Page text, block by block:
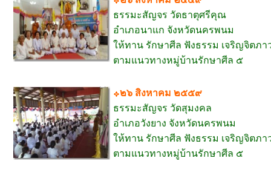
ธรรมะสัญจร วัดธาตุศรีคุณ
อำเภอนาแก จังหวัดนครพนม
ให้ทาน รักษาศีล ฟังธรรม เจริญจิตภา
ตามแนวทางหมู่บ้านรักษาศีล ๕
๒๖ สิงหาคม ๒๕๕๙
ธรรมะสัญจร วัดสุมงคล
อำเภอวังยาง จังหวัดนครพนม
ให้ทาน รักษาศีล ฟังธรรม เจริญจิตภา
ตามแนวทางหมู่บ้านรักษาศีล ๕